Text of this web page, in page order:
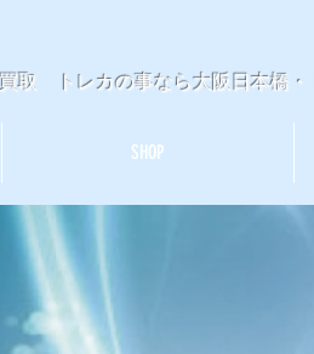
取 トレカの事なら大阪日本橋
SHOP